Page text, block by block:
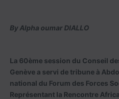
By Alpha oumar DIALLO
La 60ème session du Conseil
Genève a servi de tribune à
national du Forum des Forces
Représentant la Rencontre